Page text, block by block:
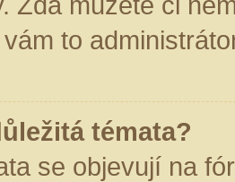
to
témata?
se objevují na